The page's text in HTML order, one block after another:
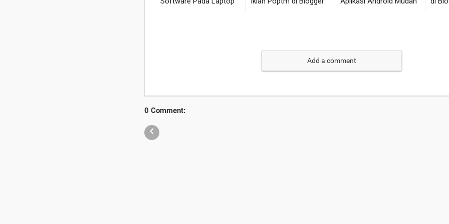
Add a comment
0 Comment:
